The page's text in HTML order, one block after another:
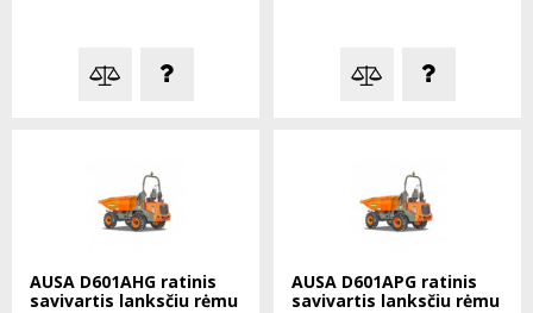
AUSA D601AHG ratinis
savivartis lanksčiu rėmu
AUSA D601APG ratinis
savivartis lanksčiu rėmu